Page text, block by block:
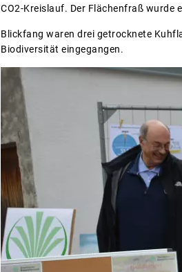
CO2-Kreislauf. Der Flächenfraß wurde
Blickfang waren drei getrocknete
Biodiversität eingegangen.